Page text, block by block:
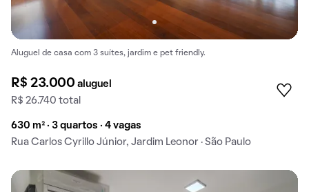
Aluguel de casa com 3 suítes, jardim e pet friendly.
R$ 23.000aluguel
R$ 26.740 total
630 m² · 3 quartos · 4 vagas
Rua Carlos Cyrillo Júnior, Jardim Leonor · São Paulo